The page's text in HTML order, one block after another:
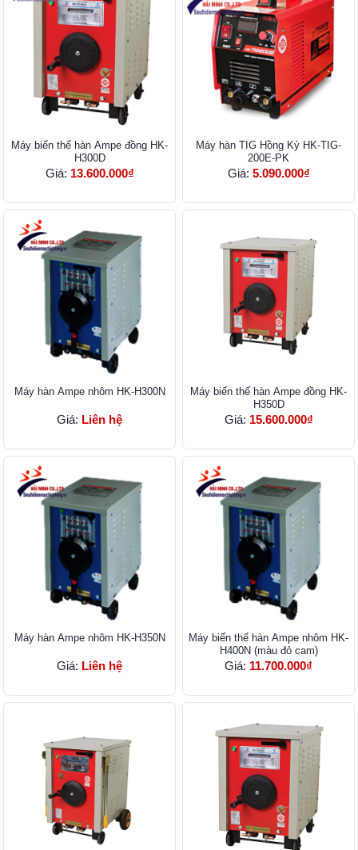
Máy biến thế hàn Ampe đồng HK-
H300D
Giá: 13.600.000₫
Máy hàn TIG Hồng Ký HK-TIG-
200E-PK
Giá: 5.090.000₫
Máy hàn Ampe nhôm HK-H300N
Giá: Liên hệ
Máy biến thế hàn Ampe đồng HK-
H350D
Giá: 15.600.000₫
Máy hàn Ampe nhôm HK-H350N
Giá: Liên hệ
Máy biến thế hàn Ampe nhôm HK-
H400N (màu đỏ cam)
Giá: 11.700.000₫